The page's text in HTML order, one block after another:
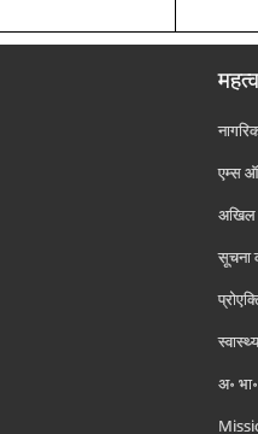
एम्स
अखिल
सूचना
अ॰